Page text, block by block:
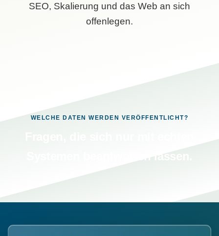
SEO, Skalierung und das Web an sich
offenlegen.
WELCHE DATEN WERDEN VERÖFFENTLICHT?